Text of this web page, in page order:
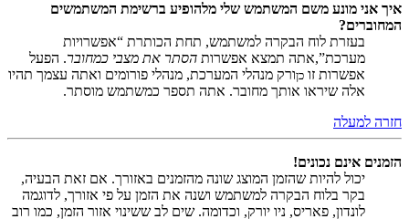
איך אני מונע משם המשתמש שלי מלהופיע ברשימת המשתמשים
המחוברים?
בעזרת לוח הבקרה למשתמש, תחת הכותרת “אפשרויות
מערכת”,אתה תמצא אפשרות הסתר את מצבי כמחובר. הפעל
אפשרות זו כןורק מנהלי המערכת, מנהלי פורומים ואתה עצמך תהיו
אלה שיראו אותך מחובר. אתה תספר כמשתמש מוסתר.
חזרה למעלה
הזמנים אינם נכונים!
יכול להיות שהזמן המוצג שונה מהזמנים באזורך. אם זאת הבעיה,
בקר בלוח הבקרה למשתמש ושנה את הזמן על פי אזורך, לדוגמה
לונדון, פאריס, ניו יורק, וכדומה. שים לב ששינוי אזור הזמן, כמו רוב